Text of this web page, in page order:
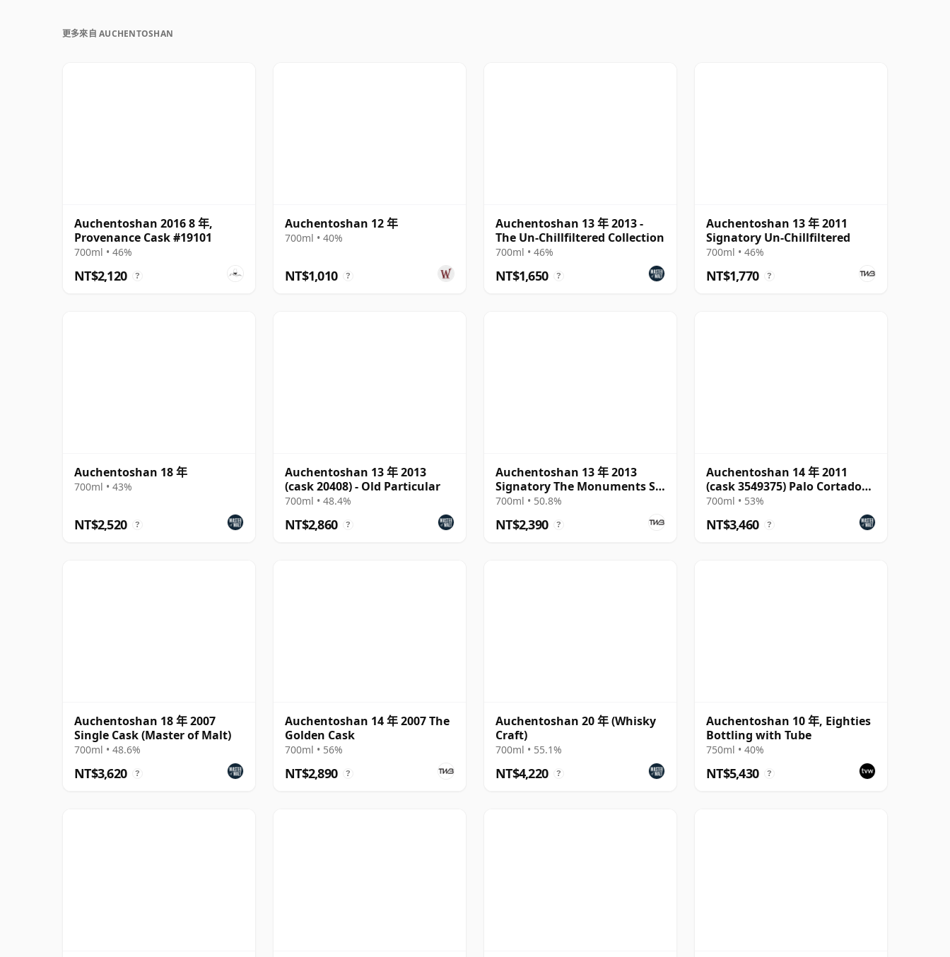
更多來自 AUCHENTOSHAN
Auchentoshan 2016 8 年,
Provenance Cask #19101
700ml • 46%
NT$2,120 ?
Auchentoshan 12 年
700ml • 40%
NT$1,010 ?
Auchentoshan 13 年 2013 -
The Un-Chillfiltered Collection
700ml • 46%
NT$1,650 ?
Auchentoshan 13 年 2011
Signatory Un-Chillfiltered
700ml • 46%
NT$1,770 ?
Auchentoshan 18 年
700ml • 43%
NT$2,520 ?
Auchentoshan 13 年 2013
(cask 20408) - Old Particular
700ml • 48.4%
NT$2,860 ?
Auchentoshan 13 年 2013
Signatory The Monuments St
Andrews Cathedral
700ml • 50.8%
NT$2,390 ?
Auchentoshan 14 年 2011
(cask 3549375) Palo Cortado
Finish - The
700ml • 53%
NT$3,460 ?
Auchentoshan 18 年 2007
Single Cask (Master of Malt)
700ml • 48.6%
NT$3,620 ?
Auchentoshan 14 年 2007 The
Golden Cask
700ml • 56%
NT$2,890 ?
Auchentoshan 20 年 (Whisky
Craft)
700ml • 55.1%
NT$4,220 ?
Auchentoshan 10 年, Eighties
Bottling with Tube
750ml • 40%
NT$5,430 ?